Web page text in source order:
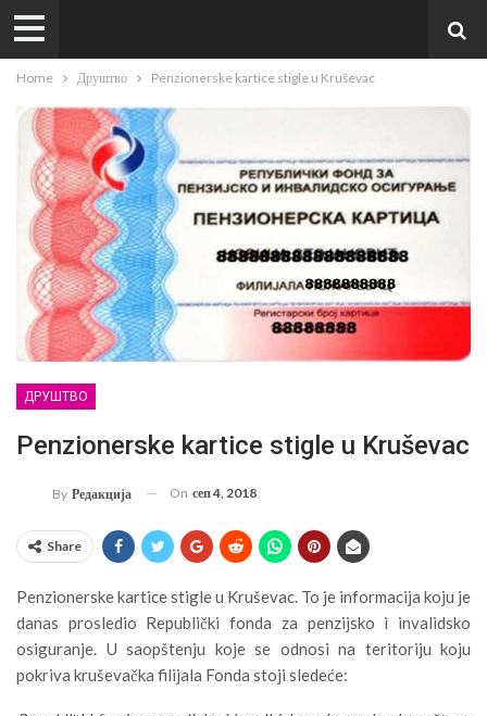
Home Друштво Penzionerske kartice stigle u Kruševac
ДРУШТВО
Penzionerske kartice stigle u Kruševac
By Редакција On сеп 4, 2018
Share
Penzionerske kartice stigle u Kruševac. To je informacija koju je
danas prosledio Republički fonda za penzijsko i invalidsko
osiguranje. U saopštenju koje se odnosi na teritoriju koju
pokriva kruševačka filijala Fonda stoji sledeće: